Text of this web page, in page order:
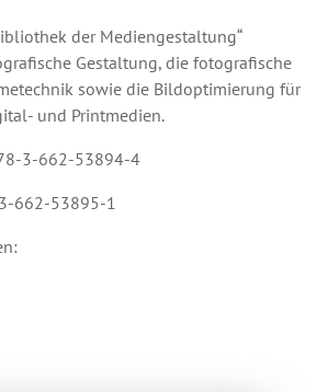
der Mediengestaltung“
Gestaltung, die fotografische
sowie die Bildoptimierung für
und Printmedien.
3-662-53894-4
662-53895-1